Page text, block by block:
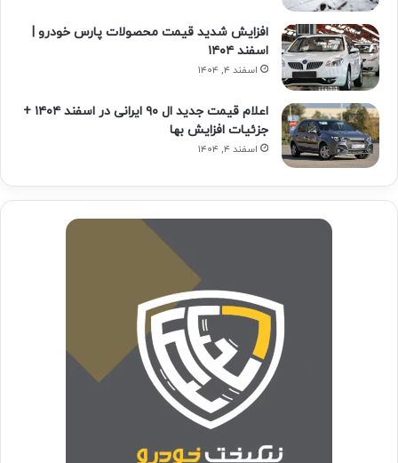
افزایش شدید قیمت محصولات پارس خودرو |
اسفند ۱۴۰۴
اسفند ۴, ۱۴۰۴
اعلام قیمت جدید ال ۹۰ ایرانی در اسفند ۱۴۰۴ +
جزئیات افزایش بها
اسفند ۴, ۱۴۰۴